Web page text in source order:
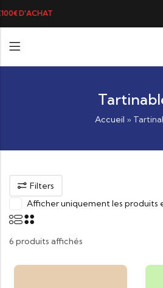
LA
Accueil »
Filters
Afficher uniquement les produits
6 produits affichés